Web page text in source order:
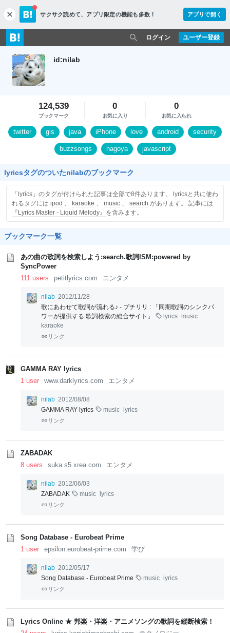
c
l
o
s
e
サクサク読めて、 アプリ限定の機能も多数！ アプリで開く
ユーザー登録
ログイン
id:nilab
124,539
ブックマーク
0
お気に入り
0
お気に入られ
twitter gis java iPhone love android security
buzzsongs nagoya javascript
lyricsタグのついたnilabのブックマーク
「lyrics」のタグが付けられた記事は全部で8件あります。 lyricsと共に使わ
れるタグには ipod 、 karaoke 、 music 、 search があります。 記事には
『Lyrics Master - Liquid Melody』 を含みます。
ブックマーク一覧
あの曲の歌詞を検索しよう:search.歌詞ISM:powered by
SyncPower
111 users
petitlyrics.com エンタメ
nilab 2012/11/28
歌にあわせて歌詞が流れる♪ - プチリリ : 「同期歌詞のシンクパ
ワーが提供する 歌詞検索の総合サイト」
lyrics music
karaoke
リンク
GAMMA RAY lyrics
1 user
www.darklyrics.com エンタメ
nilab 2012/08/08
GAMMA RAY lyrics
music lyrics
リンク
ZABADAK
8 users
suka.s5.xrea.com エンタメ
nilab 2012/06/03
ZABADAK
music lyrics
リンク
Song Database - Eurobeat Prime
1 user
epsilon.eurobeat-prime.com 学び
nilab 2012/05/17
Song Database - Eurobeat Prime
music lyrics
リンク
Lyrics Online ★ 邦楽・洋楽・アニメソングの歌詞を縦断検索！